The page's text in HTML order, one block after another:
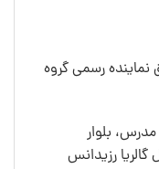
نماینده رسمی گروه
مدرس، بلوار
گالریا رزیدانس